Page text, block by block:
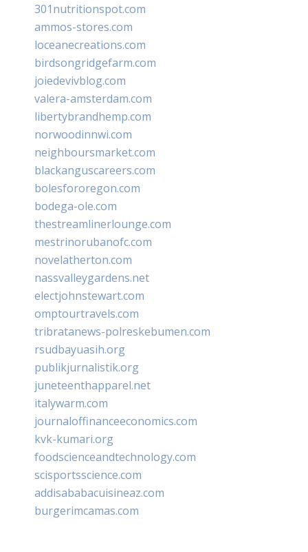
301nutritionspot.com
ammos-stores.com
loceanecreations.com
birdsongridgefarm.com
joiedevivblog.com
valera-amsterdam.com
libertybrandhemp.com
norwoodinnwi.com
neighboursmarket.com
blackanguscareers.com
bolesfororegon.com
bodega-ole.com
thestreamlinerlounge.com
mestrinorubanofc.com
novelatherton.com
nassvalleygardens.net
electjohnstewart.com
omptourtravels.com
tribratanews-polreskebumen.com
rsudbayuasih.org
publikjurnalistik.org
juneteenthapparel.net
italywarm.com
journaloffinanceeconomics.com
kvk-kumari.org
foodscienceandtechnology.com
scisportsscience.com
addisababacuisineaz.com
burgerimcamas.com